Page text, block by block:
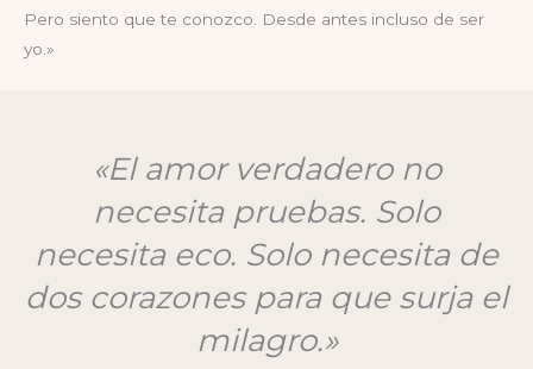
Pero siento que te conozco. Desde antes incluso de ser
yo.»
«El amor verdadero no
necesita pruebas. Solo
necesita eco. Solo necesita de
dos corazones para que surja el
milagro.»